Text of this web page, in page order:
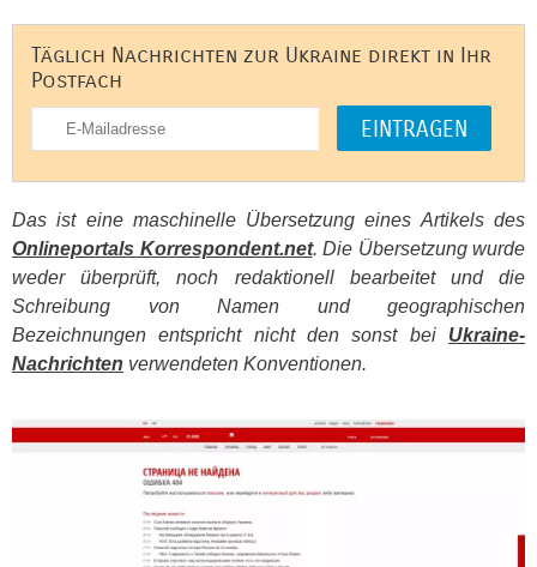
Täglich Nachrichten zur Ukraine direkt in Ihr
Postfach
Das ist eine maschinelle Übersetzung eines Artikels des
Onlineportals Korrespondent.net. Die Übersetzung wurde
weder überprüft, noch redaktionell bearbeitet und die
Schreibung von Namen und geographischen
Bezeichnungen entspricht nicht den sonst bei Ukraine-
Nachrichten verwendeten Konventionen.